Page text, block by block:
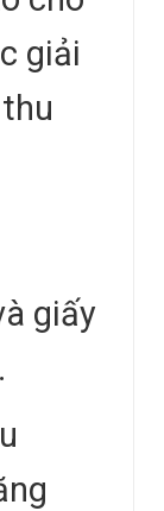
giải
giấy